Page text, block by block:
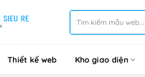
kiếm:
Thiết kế web Kho giao diện